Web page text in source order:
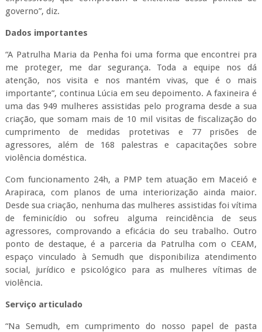
Com funcionamento 24h, a PMP tem atuação em Maceió e
Arapiraca, com planos de uma interiorização ainda maior.
de feminicídio ou sofreu alguma reincidência de seus
agressores, comprovando a eficácia do seu trabalho. Outro
ponto de destaque, é a parceria da Patrulha com o CEAM,
espaço vinculado à Semudh que disponibiliza atendimento
social, jurídico e psicológico para as mulheres vítimas de
violência.
Serviço articulado
“Na Semudh, em cumprimento do nosso papel de pasta
articuladora, temos mantido diálogo com os municípios
alagoanos com a finalidade de auxiliar na elaboração e
efetivação de políticas públicas de enfrentamento à violência
de gênero. À exemplo disso, estamos conseguindo disseminar
o trabalho desenvolvido pelo CEAM em outras cidades, como
Campo Alegre e Maragogi, e também em articulação com a
Polícia Civil para outro projeto de atendimentos de urgência”,
conta Dilma Pinheiro, superintendente de Políticas para a
Mulher.
“Eu me sinto hoje uma mulher realizada por estar à frente de
importância e a força de uma denúncia. Eu me enxergo em